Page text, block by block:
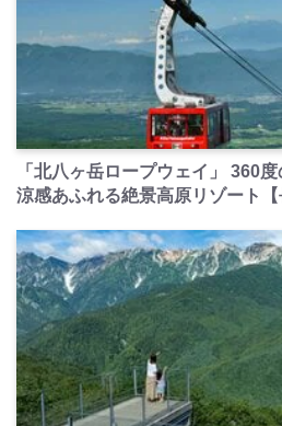
「北八ヶ岳ロープウェイ」 360
涼感あふれる絶景高原リゾート【